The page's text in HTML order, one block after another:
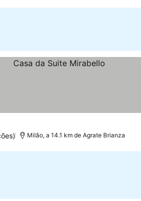
Milão, a 14.1 km de Agrate Brianza